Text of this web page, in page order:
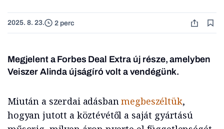
2025. 8. 23. 2 perc
Megjelent a Forbes Deal Extra új része, amelyben
Veiszer Alinda újságíró volt a vendégünk.
Miután a szerdai adásbanmegbeszéltük,
hogyan jutott a köztévétől a saját gyártású